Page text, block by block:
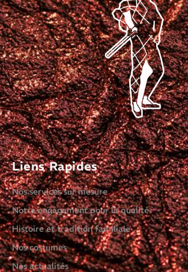
Liens Rapides
Nos services sur mesure
Notre engagement pour la qualité
Histoire et tradition familiale
Nos costumes
Nos actualités